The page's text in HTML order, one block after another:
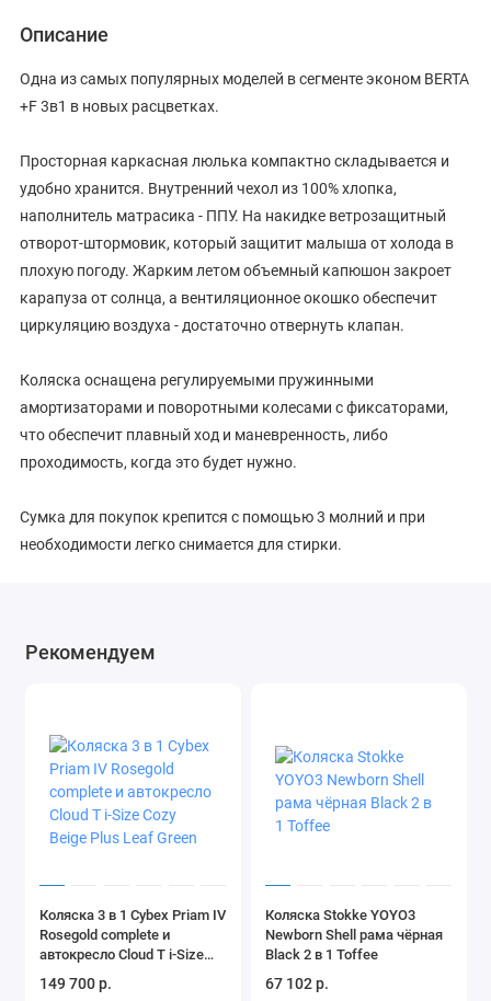
Описание
Одна из самых популярных моделей в сегменте эконом BERTA
+F 3в1 в новых расцветках.
Просторная каркасная люлька компактно складывается и
удобно хранится. Внутренний чехол из 100% хлопка,
наполнитель матрасика - ППУ. На накидке ветрозащитный
отворот-штормовик, который защитит малыша от холода в
плохую погоду. Жарким летом объемный капюшон закроет
карапуза от солнца, а вентиляционное окошко обеспечит
циркуляцию воздуха - достаточно отвернуть клапан.
Коляска оснащена регулируемыми пружинными
амортизаторами и поворотными колесами с фиксаторами,
что обеспечит плавный ход и маневренность, либо
проходимость, когда это будет нужно.
Сумка для покупок крепится с помощью 3 молний и при
необходимости легко снимается для стирки.
удобством посещать места, куда нельзя с коляской,
Alis BERTA +F 3в1 - отличный выбор для покупателей, которые
ищут недорогую и удобную коляску.
Компания «Аист» продаёт коляски оптом. Покупайте коляску
BERTA+F 3в1 от Alis в нашем интернет-магазине по лучшим
Рекомендуем
Коляска 3 в 1 Cybex Priam IV
Rosegold complete и
автокресло Cloud T i-Size
149 700 р.
Коляска Stokke YOYO3
Newborn Shell рама чёрная
Black 2 в 1 Toffee
67 102 р.